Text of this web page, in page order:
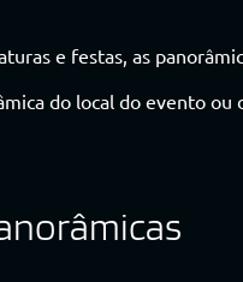
e festas, as
do local do evento ou